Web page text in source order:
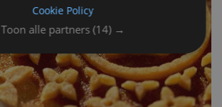
Toon alle partners (14) →
Cookie Policy